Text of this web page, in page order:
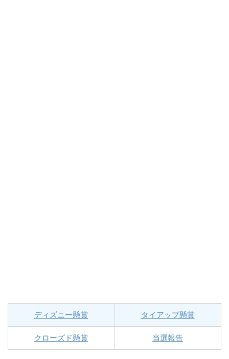
ディズニー懸賞 タイアップ懸賞
クローズド懸賞 当選報告